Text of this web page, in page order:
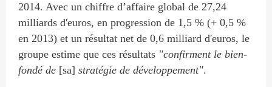
2014. Avec un chiffre d’affaire global de 27,24
milliards d'euros, en progression de 1,5 % (+ 0,5 %
en 2013) et un résultat net de 0,6 milliard d'euros, le
groupe estime que ces résultats "confirment le bien-
fondé de [sa] stratégie de développement".